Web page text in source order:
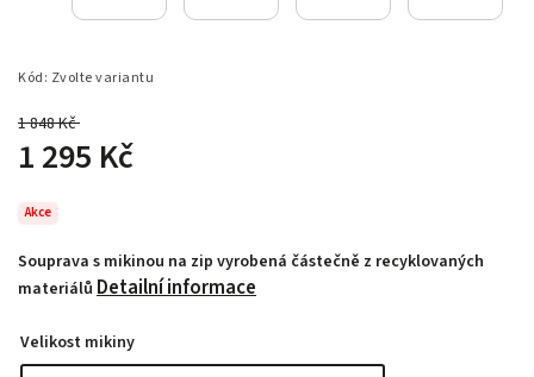
Kód: Zvolte variantu
1 848 Kč
1 295 Kč
Akce
Souprava s mikinou na zip vyrobená částečně z recyklovaných
materiálů Detailní informace
Velikost mikiny